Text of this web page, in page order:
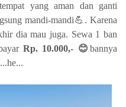
yang aman dan ganti
mandi-mandi💪. Karena
dia mau juga. Sewa 1 ban
Rp. 10.000,- 😊 bannya